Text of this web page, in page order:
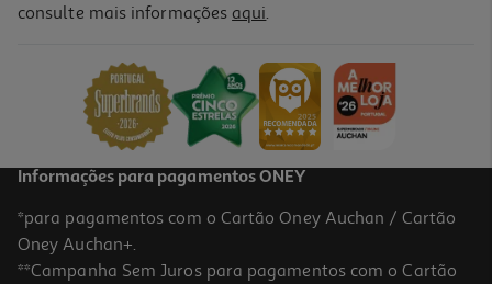
Livro 45 Jogos... Para Dias Quentes
PVP de editor
consulte mais informações aqui.
Informações para pagamentos ONEY
*para pagamentos com o Cartão Oney Auchan / Cartão
Oney Auchan+.
**Campanha Sem Juros para pagamentos com o Cartão